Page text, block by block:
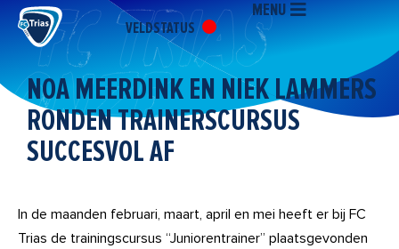
naar
inhoud
VELDSTATUS
MENU
NOA MEERDINK EN NIEK LAMMERS
RONDEN TRAINERSCURSUS
SUCCESVOL AF
In de maanden februari, maart, april en mei heeft er bij FC
Trias de trainingscursus “Juniorentrainer” plaatsgevonden